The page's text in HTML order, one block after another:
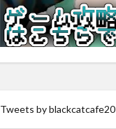
Tweets by blackcatcafe20